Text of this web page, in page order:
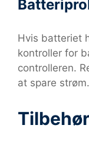
Hvis batteriet
kontroller for
controlleren.
at spare strøm.